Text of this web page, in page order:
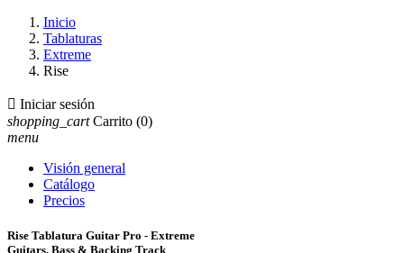
Inicio
Tablaturas
Extreme
Rise
 Iniciar sesión
shopping_cart Carrito (0)
menu
Visión general
Catálogo
Precios
Rise Tablatura Guitar Pro - Extreme
Guitars, Bass & Backing Track